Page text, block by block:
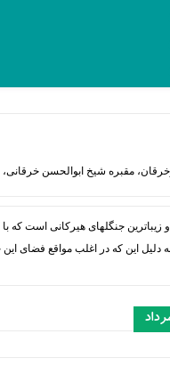
مقبره شیخ ابوالحسن خرقانی،
این که در اغلب مواقع فضای این